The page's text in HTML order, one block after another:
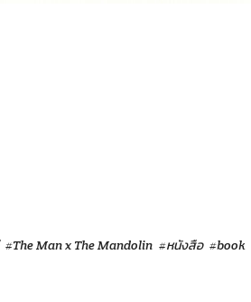
#The Man x The Mandolin #หนังสือ #book